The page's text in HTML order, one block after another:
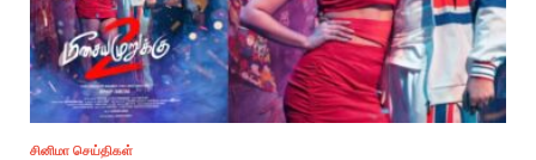
சினிமா செய்திகள்